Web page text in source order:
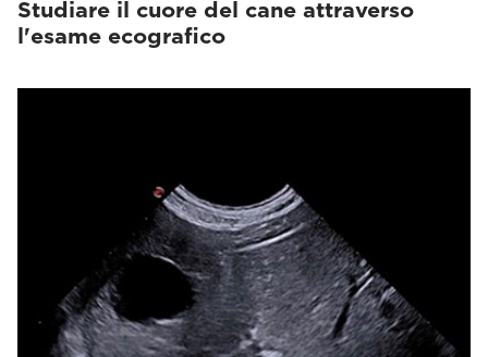
Studiare il cuore del cane attraverso
l'esame ecografico